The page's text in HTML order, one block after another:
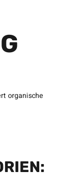
organische